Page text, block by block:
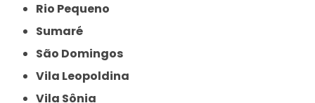
Rio Pequeno
Sumaré
São Domingos
Vila Leopoldina
Vila Sônia